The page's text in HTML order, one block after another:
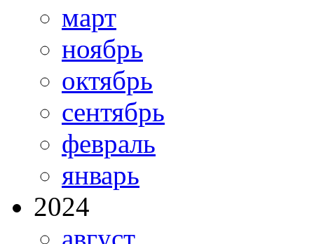
март
ноябрь
октябрь
сентябрь
февраль
январь
2024